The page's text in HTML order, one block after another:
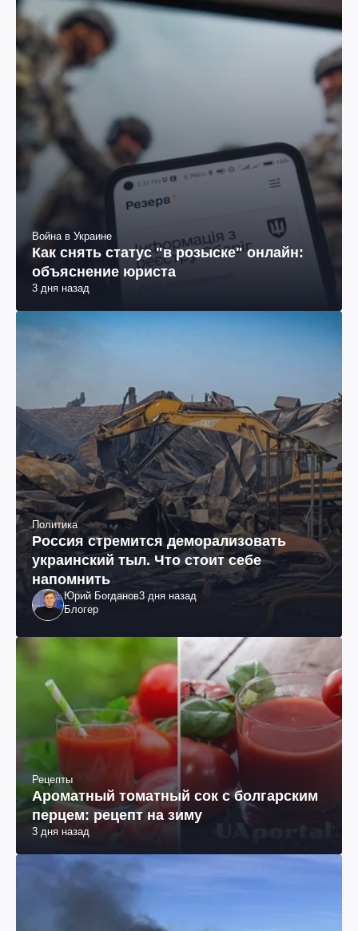
Война в Украине
Как снять статус "в розыске" онлайн:
объяснение юриста
3 дня назад
Политика
Россия стремится деморализовать
украинский тыл. Что стоит себе
напомнить
Юрий Богданов3 дня назад
Блогер
Рецепты
Ароматный томатный сок с болгарским
перцем: рецепт на зиму
3 дня назад